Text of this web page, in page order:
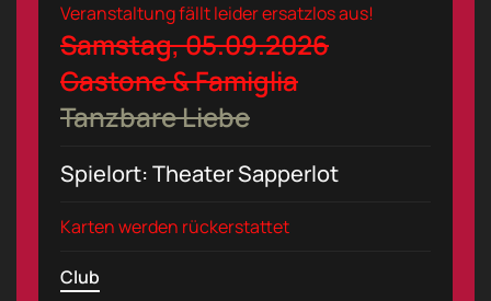
Veranstaltung fällt leider ersatzlos aus!
Samstag, 05.09.2026
Gastone & Famiglia
Tanzbare Liebe
Spielort: Theater Sapperlot
Karten werden rückerstattet
Club